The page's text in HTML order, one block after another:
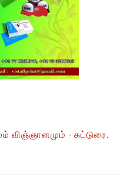
விஞ்ஞானமும் - கட்டுரை.